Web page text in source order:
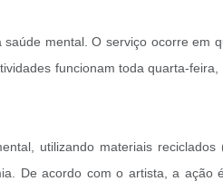
mental. O serviço ocorre em
funcionam toda quarta-
utilizando materiais reciclados
De acordo com o artista, a ação